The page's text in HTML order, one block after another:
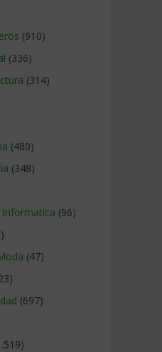
(910)
(336)
(314)
(480)
(348)
Informatica (96)
(47)
(697)